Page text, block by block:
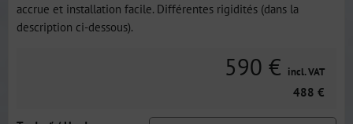
accrue et installation facile. Différentes rigidités (dans la
description ci-dessous).
590 € incl. VAT
488 €